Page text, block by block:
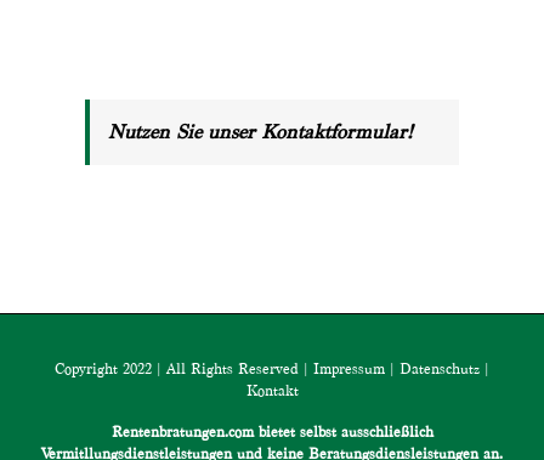
Nutzen Sie unser Kontaktformular!
Copyright 2022 | All Rights Reserved | Impressum | Datenschutz |
Kontakt
Rentenbratungen.com bietet selbst ausschließlich
Vermitllungsdienstleistungen und keine Beratungsdiensleistungen an.